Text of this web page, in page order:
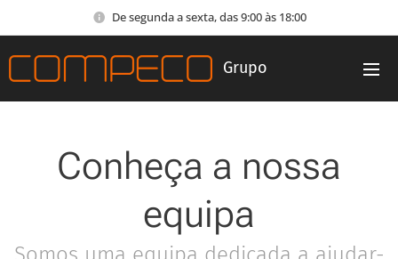
De segunda a sexta, das 9:00 às 18:00
Grupo
Conheça a nossa
equipa